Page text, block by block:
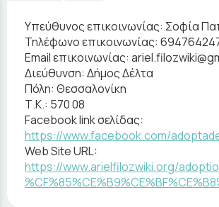
Υπεύθυνος επικοινωνίας: Σοφία
Τηλέφωνο επικοινωνίας:
Email επικοινωνίας:
Διεύθυνση: Δήμος Δέλτα
Πόλη: Θεσσαλονίκη
Τ.Κ.: 570 08
Facebook link σελίδας:
https://www.facebook.com/
Web Site URL:
https://www.arielfilozwiki.org/